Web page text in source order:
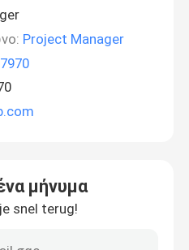
Project Manager
μήνυμα
snel terug!